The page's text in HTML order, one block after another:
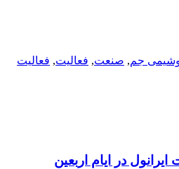
جم, صنعت, فعالیت, فعالیت
در ایام اربعین